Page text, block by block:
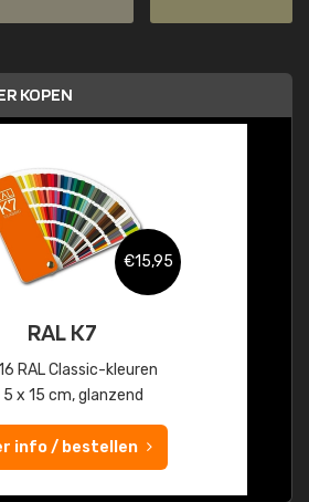
KOPEN
€15,95
RAL K7
RAL Classic-kleuren
5 x 15 cm, glanzend
info / bestellen